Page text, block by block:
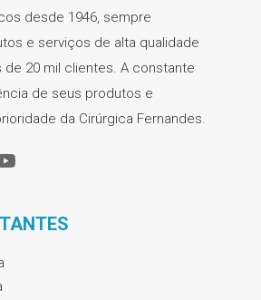
desde 1946, sempre
e serviços de alta qualidade
de 20 mil clientes. A constante
de seus produtos e
da Cirúrgica Fernandes.